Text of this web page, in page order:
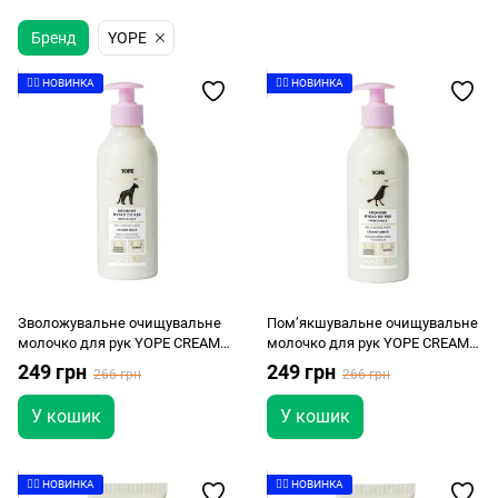
Бренд YOPE
👉🏻 НОВИНКА
Зволожувальне очищувальне
молочко для рук YOPE CREAMY
MUSK 300мл
249 грн 266 грн
У кошик
👉🏻 НОВИНКА
Пом’якшувальне очищувальне
молочко для рук YOPE CREAMY
AMBER 300мл
249 грн 266 грн
У кошик
👉🏻 НОВИНКА 👉🏻 НОВИНКА